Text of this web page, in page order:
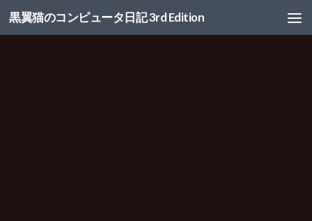
コンテンツへスキップ
黒翼猫のコンピュータ日記 3rd Edition